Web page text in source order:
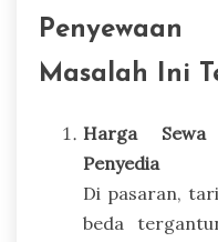
Penyewaan
Masalah Ini
Harga
Penyedia
Di pasaran,
beda